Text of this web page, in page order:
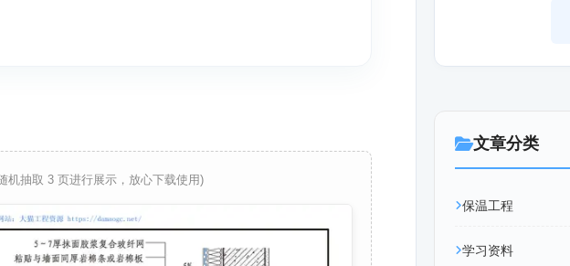
机抽取 3 页进行展示，放心下载使用)
文章分类
保温工程
学习资料